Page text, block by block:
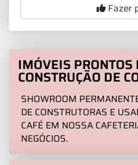
Fazer
IMÓVEIS PRONTOS
CONSTRUÇÃO DE
SHOWROOM
DE CONSTRUTORAS E
CAFÉ EM NOSSA
NEGÓCIOS.